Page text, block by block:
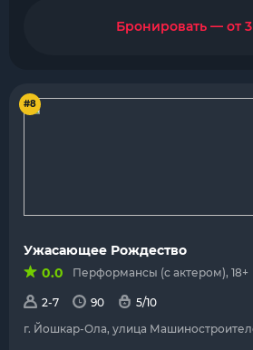
Бронировать — от
#8
Ужасающее Рождество
0.0
Перформансы (с актером), 18+
2-7 90
5/10
г. Йошкар-Ола, улица